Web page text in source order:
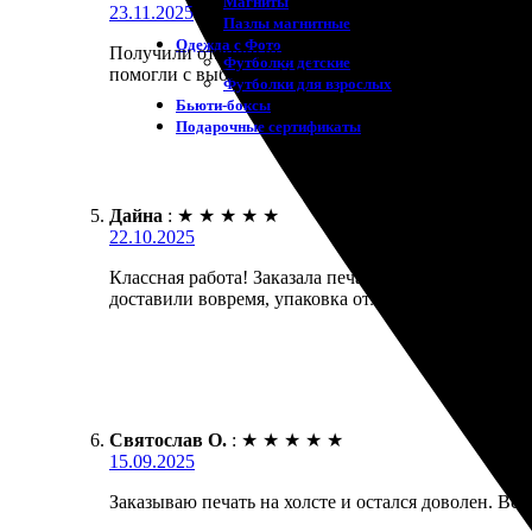
Пазлы магнитные
Одежда с Фото
Футболки детские
Футболки для взрослых
Бьюти-боксы
Подарочные сертификаты
23.11.2025
Получили отличный результат! Заказала печать
помогли с выбором. Обязательно сделаю еще заказы!
Дайна : ★ ★ ★ ★ ★
22.10.2025
Классная работа! Заказала печать на холсте,
доставили вовремя, упаковка отличная. Очень
Святослав О. : ★ ★ ★ ★ ★
15.09.2025
Заказываю печать на холсте и остался доволен.